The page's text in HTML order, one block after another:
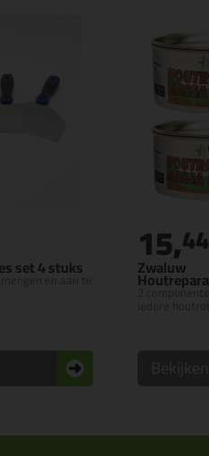
set 4 stuks
en aan te Zwaluw
2
15,44